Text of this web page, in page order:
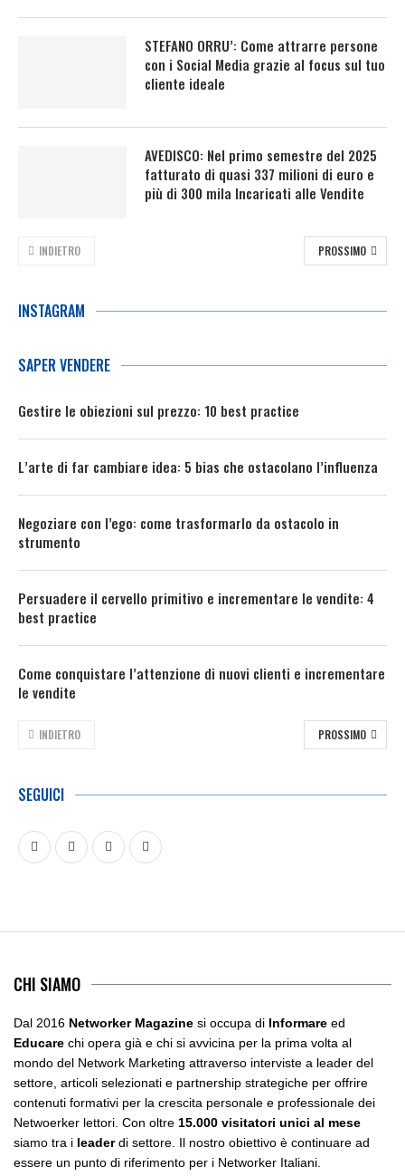
STEFANO ORRU’: Come attrarre persone
con i Social Media grazie al focus sul tuo
cliente ideale
AVEDISCO: Nel primo semestre del 2025
fatturato di quasi 337 milioni di euro e
più di 300 mila Incaricati alle Vendite
INDIETRO PROSSIMO
INSTAGRAM
SAPER VENDERE
Gestire le obiezioni sul prezzo: 10 best practice
L’arte di far cambiare idea: 5 bias che ostacolano l’influenza
Negoziare con l’ego: come trasformarlo da ostacolo in
strumento
Persuadere il cervello primitivo e incrementare le vendite: 4
best practice
Come conquistare l’attenzione di nuovi clienti e incrementare
le vendite
INDIETRO PROSSIMO
SEGUICI
CHI SIAMO
Dal 2016 Networker Magazine si occupa di Informare ed
Educare chi opera già e chi si avvicina per la prima volta al
mondo del Network Marketing attraverso interviste a leader del
settore, articoli selezionati e partnership strategiche per offrire
contenuti formativi per la crescita personale e professionale dei
Netwoerker lettori. Con oltre 15.000 visitatori unici al mese
siamo tra i leaderdi settore. Il nostro obiettivo è continuare ad
essere un punto di riferimento per i Networker Italiani.